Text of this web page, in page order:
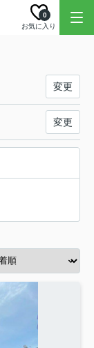
お気に入り
0
変更
変更